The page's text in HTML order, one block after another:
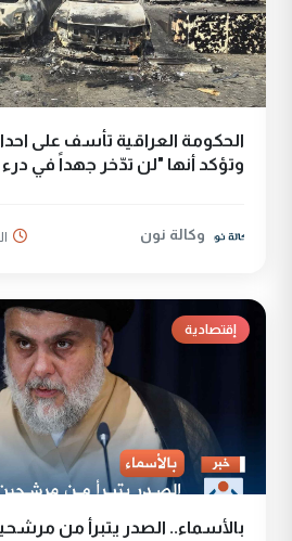
الحكومة العراقية تأسف على
وتؤكد أنها "لن تدّخر جهداً في درء
وكالة نون
إقتصادية
بالأسماء.. الصدر يتبرأ من